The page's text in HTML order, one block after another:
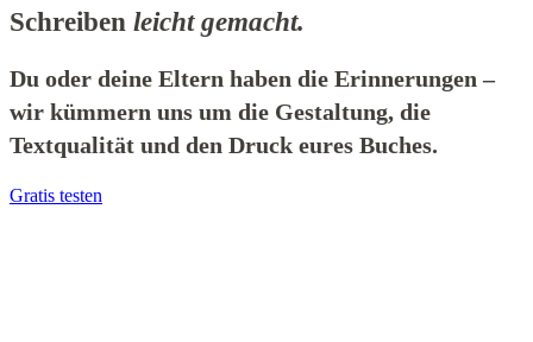
Schreiben leicht gemacht.
Du oder deine Eltern haben die Erinnerungen –
wir kümmern uns um die Gestaltung, die
Textqualität und den Druck eures Buches.
Gratis testen